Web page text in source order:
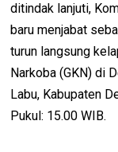
ditindak lanjuti,
baru menjabat
turun langsung
Narkoba (GKN) di
Labu, Kabupaten
Pukul: 15.00 WIB.